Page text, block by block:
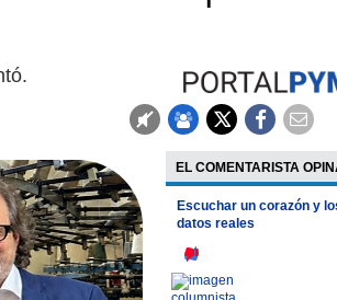
EL COMENTARISTA
Escuchar un corazón y
datos reales